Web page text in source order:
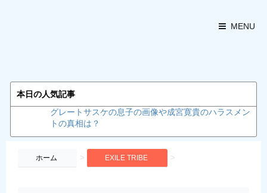
MENU
本日の人気記事
グレートサスケの息子の画像や成宮寛貴のハラスメン
トの真相は？
ホーム > EXILE TRIBE >